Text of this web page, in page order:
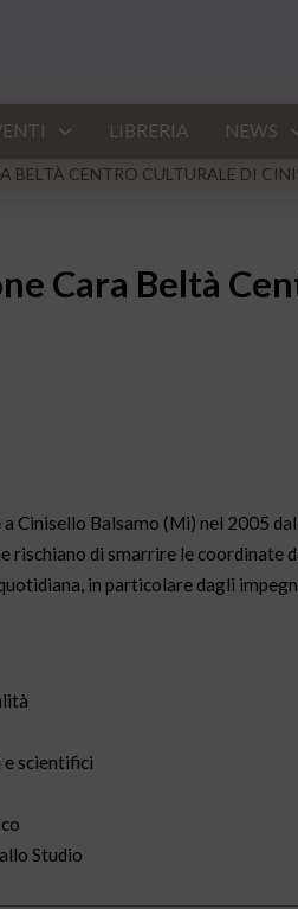
LIBRERIA NEWS
BELTÀ CENTRO CULTURALE DI
Cara Beltà
Cinisello Balsamo (Mi) nel 2005
rischiano di smarrire le
in particolare dagli
scientifici
Studio